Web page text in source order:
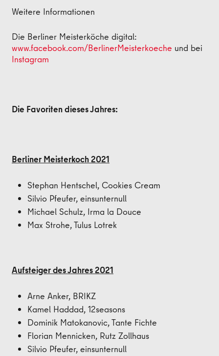
Weitere Informationen
Die Berliner Meisterköche digital:
www.facebook.com/BerlinerMeisterkoeche und bei
Instagram
Die Favoriten dieses Jahres:
Berliner Meisterkoch 2021
Stephan Hentschel, Cookies Cream
Silvio Pfeufer, einsunternull
Michael Schulz, Irma la Douce
Max Strohe, Tulus Lotrek
Aufsteiger des Jahres 2021
Arne Anker, BRIKZ
Kamel Haddad, 12seasons
Dominik Matokanovic, Tante Fichte
Florian Mennicken, Rutz Zollhaus
Silvio Pfeufer, einsunternull